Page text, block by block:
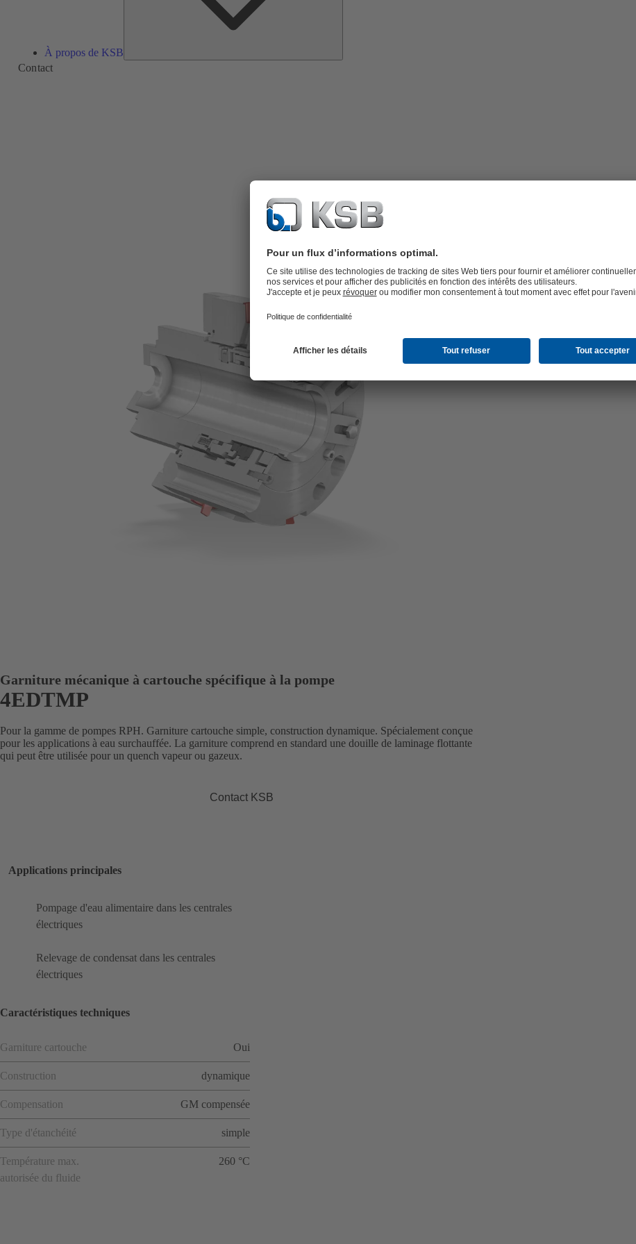
À propos de KSB
Contact
Garniture mécanique à cartouche spécifique à la pompe
4EDTMP
Pour la gamme de pompes RPH. Garniture cartouche simple, construction dynamique. Spécialement conçue
pour les applications à eau surchauffée. La garniture comprend en standard une douille de laminage flottante
qui peut être utilisée pour un quench vapeur ou gazeux.
Contact KSB
Applications principales
Pompage d'eau alimentaire dans les centrales
électriques
Relevage de condensat dans les centrales
électriques
Caractéristiques techniques
Garniture cartouche Oui
Construction dynamique
Compensation GM compensée
Type d'étanchéité simple
Température max.
autorisée du fluide
260 °C